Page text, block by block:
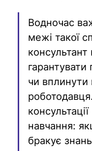
Водночас
межі такої
чи вплинути
навчання:
бракує